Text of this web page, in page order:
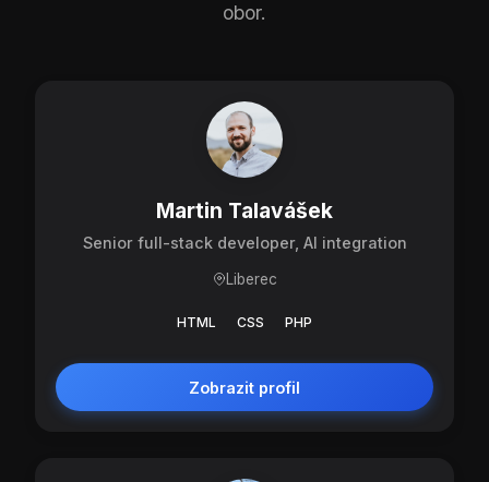
obor.
Martin Talavášek
Senior full-stack developer, AI integration
Liberec
HTML CSS PHP
Zobrazit profil